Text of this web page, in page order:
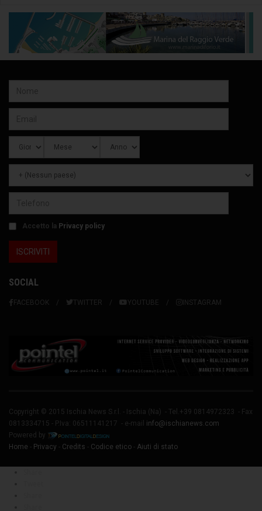
Accetto la Privacy policy
SOCIAL
FACEBOOK TWITTER YOUTUBE INSTAGRAM
Copyright © 2015 Ischia News S.r.l. - Ischia (Na) - Tel.+39 0814972323 - Fax
0813334715 - P.Iva: 06511141217 - e-mail info@ischianews.com
Powered by
Home - Privacy - Credits - Codice etico - Aiuti di stato